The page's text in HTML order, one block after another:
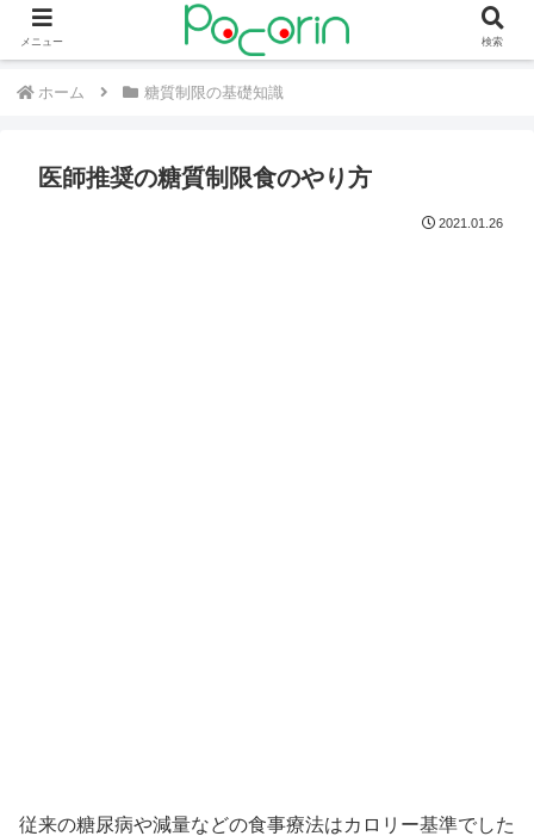
ホーム 糖質制限の基礎知識
医師推奨の糖質制限食のやり方
2021.01.26
従来の糖尿病や減量などの食事療法はカロリー基準でした
メニュー 検索